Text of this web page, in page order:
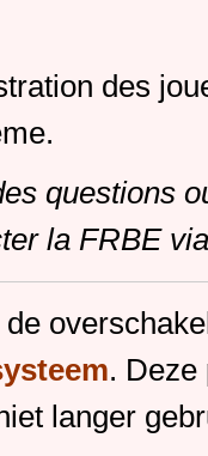
des
questions
la FRBE
de
. Deze
langer